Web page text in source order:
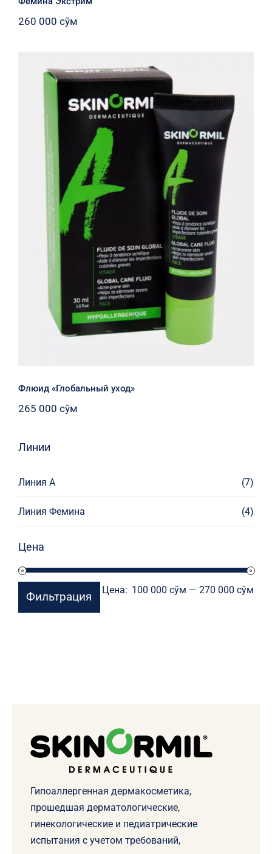
260 000 сўм
Флюид «Глобальный уход»
Флюид «Глобальный уход»
265 000 сўм
Линии
Линия А (7)
Линия Фемина (4)
Цена
Фильтрация Цена: 100 000 сўм —270 000 сўм
Гипоаллергенная дермакосметика,
прошедшая дерматологические,
гинекологические и педиатрические
испытания с учетом требований,